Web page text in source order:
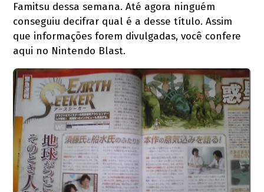
Famitsu dessa semana. Até agora ninguém
conseguiu decifrar qual é a desse título. Assim
que informações forem divulgadas, você confere
aqui no Nintendo Blast.